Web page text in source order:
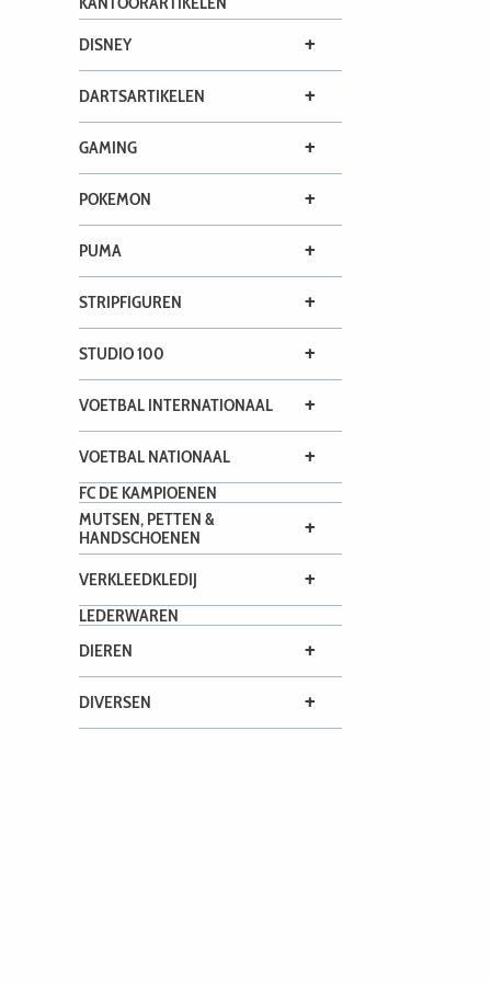
DISNEY +
DARTSARTIKELEN +
GAMING +
POKEMON +
PUMA +
STRIPFIGUREN +
STUDIO 100 +
VOETBAL INTERNATIONAAL +
VOETBAL NATIONAAL
+
FC DE KAMPIOENEN
MUTSEN, PETTEN &
HANDSCHOENEN
+
VERKLEEDKLEDIJ
+
LEDERWAREN
DIEREN
+
DIVERSEN +